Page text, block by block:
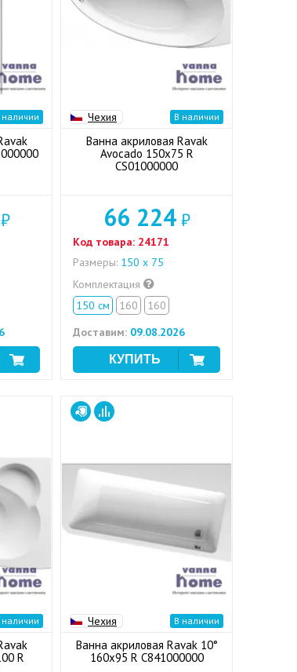
наличии
₽
Чехия В наличии
Ванна акриловая Ravak
Avocado 150x75 R
CS01000000
66 224₽
Код товара: 24171
Размеры: 150 х 75
Комплектация
150 см
160
160
Доставим: 09.08.2026
наличии
R
Чехия В наличии
Ванна акриловая Ravak 10°
160x95 R C841000000